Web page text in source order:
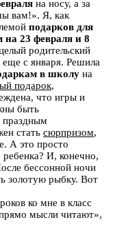
на носу, а за
вам!». Я, как
подарков для
на 23 февраля и 8
родительский
с января. Решила
в школу на
подарок,
что игры и
быть
праздным
стать сюрпризом,
А это просто
И, конечно,
бессонной ночи
золотую рыбку. Вот
ко мне в класс
мысли читают»,